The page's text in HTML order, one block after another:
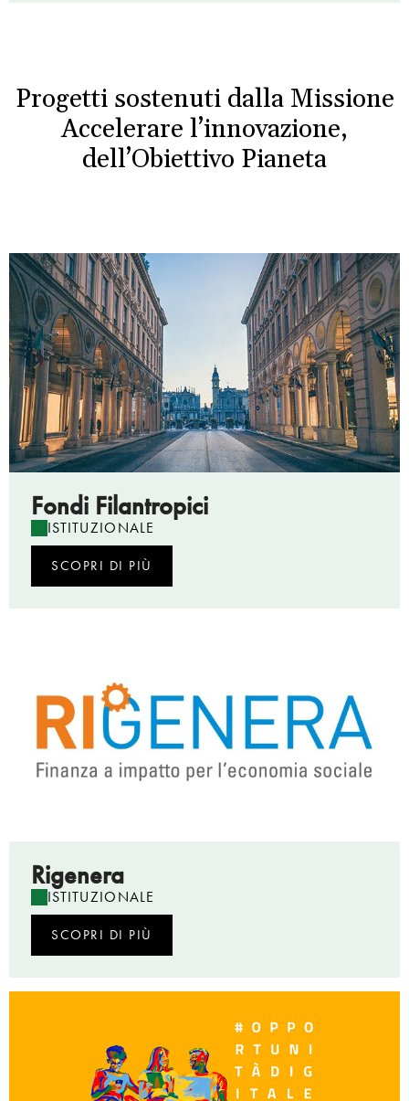
Progetti sostenuti dalla Missione
Accelerare l’innovazione,
dell’Obiettivo Pianeta
Fondi Filantropici
ISTITUZIONALE
SCOPRI DI PIÙ
Rigenera
ISTITUZIONALE
SCOPRI DI PIÙ